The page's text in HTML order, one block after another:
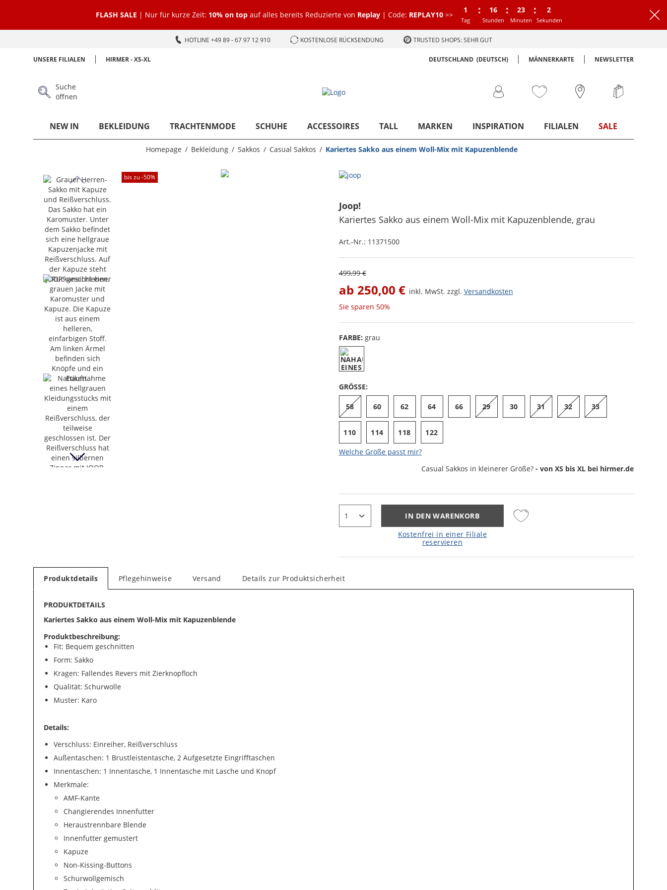
FLASH SALE | Nur für kurze Zeit: 10% on top auf alles bereits Reduzierte von Replay | Code: REPLAY10 >>
1
Tag
: 16
Stunden
: 23
Minuten
: 1
Sekunde
HOTLINE +49 89 - 67 97 12 910 KOSTENLOSE RÜCKSENDUNG TRUSTED SHOPS: SEHR GUT
UNSERE FILIALEN HIRMER - XS-XL DEUTSCHLAND (DEUTSCH) MÄNNERKARTE NEWSLETTER
Suche
öffnen
NEW IN BEKLEIDUNG TRACHTENMODE SCHUHE ACCESSOIRES TALL MARKEN INSPIRATION FILIALEN SALE
Homepage Bekleidung Sakkos Casual Sakkos Kariertes Sakko aus einem Woll-Mix mit Kapuzenblende
bis zu -50%
Joop!
Kariertes Sakko aus einem Woll-Mix mit Kapuzenblende, grau
Art.-Nr.: 11371500
499,99 €
ab 250,00 € inkl. MwSt. zzgl. Versandkosten
Sie sparen 50%
FARBE: grau
GRÖSSE:
58 60 62 64 66 29 30 31 32 33
110 114 118 122
Welche Größe passt mir?
Casual Sakkos in kleinerer Größe? - von XS bis XL bei hirmer.de
IN DEN WARENKORB
Kostenfrei in einer Filiale
reservieren
Produktdetails Pflegehinweise Versand Details zur Produktsicherheit
PRODUKTDETAILS
Kariertes Sakko aus einem Woll-Mix mit Kapuzenblende
Produktbeschreibung:
Fit: Bequem geschnitten
Form: Sakko
Kragen: Fallendes Revers mit Zierknopfloch
Qualität: Schurwolle
Muster: Karo
Details:
Verschluss: Einreiher, Reißverschluss
Außentaschen: 1 Brustleistentasche, 2 Aufgesetzte Eingrifftaschen
Innentaschen: 1 Innentasche, 1 Innentasche mit Lasche und Knopf
Merkmale:
AMF-Kante
Changierendes Innenfutter
Heraustrennbare Blende
Innenfutter gemustert
Kapuze
Non-Kissing-Buttons
Schurwollgemisch